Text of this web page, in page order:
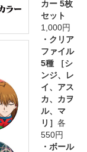
カー 5枚
セット
1,000円
・クリア
ファイル
5種 ［シ
ンジ、レ
イ、アス
カ、カヲ
ル、マ
リ］ 各
550円
・ボール